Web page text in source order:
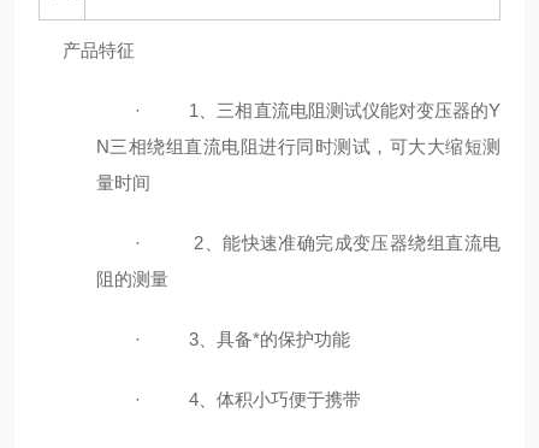
产品特征
· 1 、三相直流电阻测试仪能对变压器的Y
N三相绕组直流电阻进行同时测试，可大大缩短测
量时间
· 2 、能快速准确完成变压器绕组直流电
阻的测量
· 3 、具备*的保护功能
· 4 、体积小巧便于携带